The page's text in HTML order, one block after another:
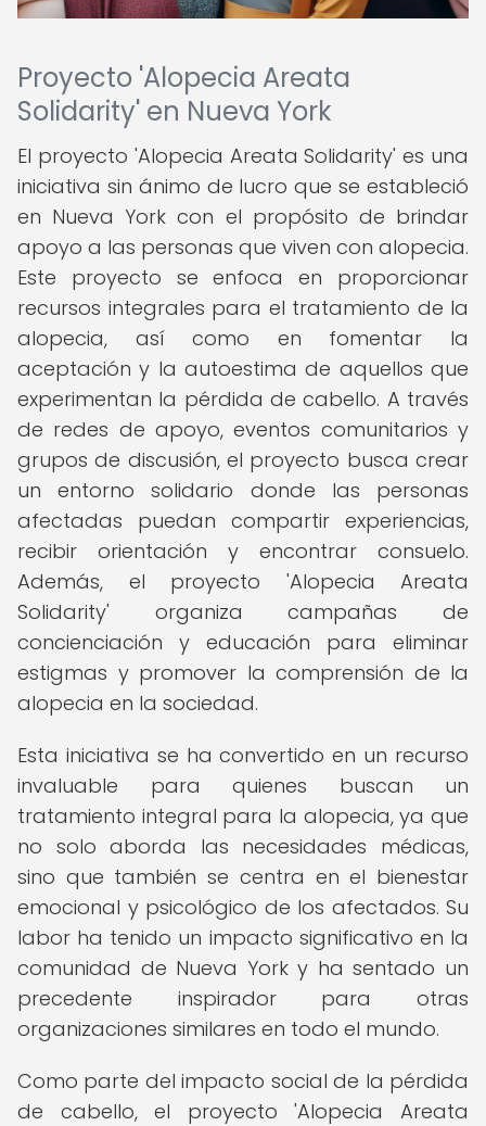
Proyecto 'Alopecia Areata
Solidarity' en Nueva York
El proyecto 'Alopecia Areata Solidarity' es una
iniciativa sin ánimo de lucro que se estableció
en Nueva York con el propósito de brindar
apoyo a las personas que viven con alopecia.
Este proyecto se enfoca en proporcionar
recursos integrales para el tratamiento de la
alopecia, así como en fomentar la
aceptación y la autoestima de aquellos que
experimentan la pérdida de cabello. A través
de redes de apoyo, eventos comunitarios y
grupos de discusión, el proyecto busca crear
un entorno solidario donde las personas
afectadas puedan compartir experiencias,
recibir orientación y encontrar consuelo.
Además, el proyecto 'Alopecia Areata
Solidarity' organiza campañas de
concienciación y educación para eliminar
estigmas y promover la comprensión de la
alopecia en la sociedad.
Esta iniciativa se ha convertido en un recurso
invaluable para quienes buscan un
tratamiento integral para la alopecia, ya que
no solo aborda las necesidades médicas,
sino que también se centra en el bienestar
emocional y psicológico de los afectados. Su
labor ha tenido un impacto significativo en la
comunidad de Nueva York y ha sentado un
precedente inspirador para otras
organizaciones similares en todo el mundo.
Como parte del impacto social de la pérdida
de cabello, el proyecto 'Alopecia Areata